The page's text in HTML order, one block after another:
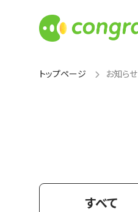
トップページ お知らせ
すべて